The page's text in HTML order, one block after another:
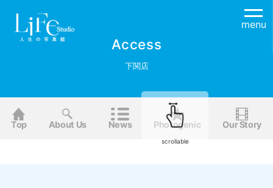
menu
Access
下関店
Top About Us News Photogenic Our Story
scrollable